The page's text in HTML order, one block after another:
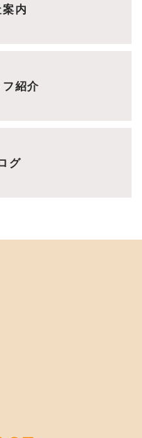
内
紹介
グ